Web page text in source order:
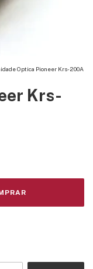
Optica Pioneer Krs-200A
Krs-